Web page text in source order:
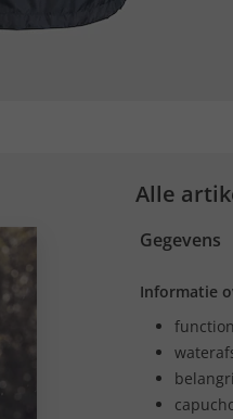
Alle
Gegevens
Informatie